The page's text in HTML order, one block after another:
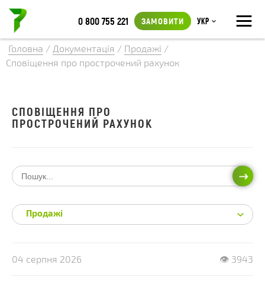
≡
0 800 755 221 ЗАМОВИТИ Укр
Головна / Документація / Продажі /
Сповіщення про прострочений рахунок
04 серпня 2026 👁 3943
СПОВІЩЕННЯ ПРО
ПРОСТРОЧЕНИЙ РАХУНОК
Продажі